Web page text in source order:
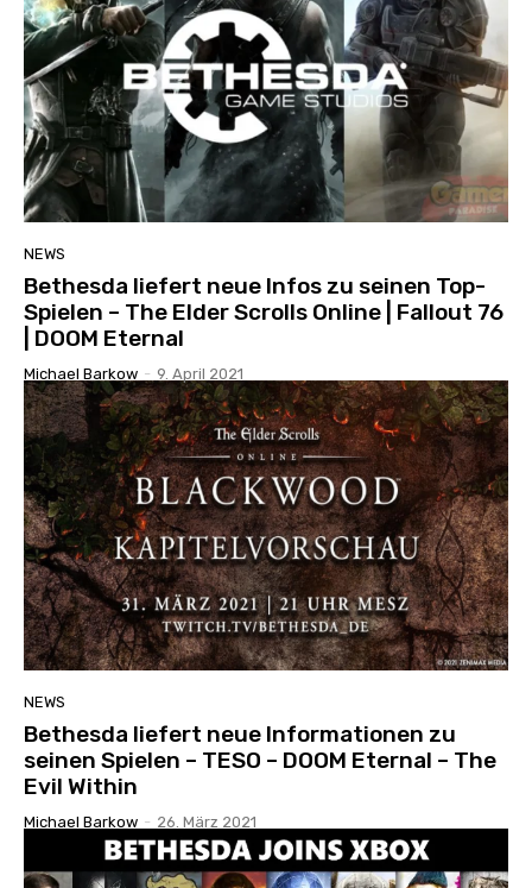
NEWS
Bethesda liefert neue Infos zu seinen Top-
Spielen – The Elder Scrolls Online | Fallout 76
| DOOM Eternal
Michael Barkow - 9. April 2021
NEWS
Bethesda liefert neue Informationen zu
seinen Spielen – TESO – DOOM Eternal – The
Evil Within
Michael Barkow - 26. März 2021